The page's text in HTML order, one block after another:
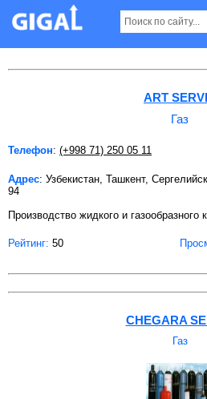
Газ в Ташкенте
ART
Газ
Телефон: (+998 71) 250 05 11
Адрес: Узбекистан, Ташкент,
94
Производство жидкого и газообразного
Рейтинг: 50
CHEGARA
Газ